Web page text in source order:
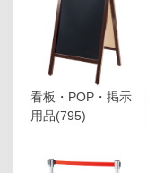
看板・POP・掲示
用品(795)